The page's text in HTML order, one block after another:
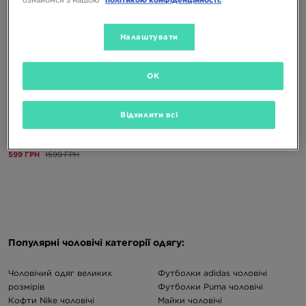
599 ГРН 1599 ГРН
Популярні чоловічі категорії одягу:
Чоловічий одяг великих
розмірів
Кофти Nike чоловічі
Футболки adidas чоловічі
Футболки Puma чоловічі
Майки чоловічі
Налаштувати
Відхилити всі
OK